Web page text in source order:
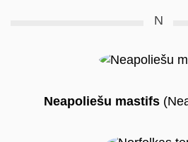
N
Neapoliešu mastifs